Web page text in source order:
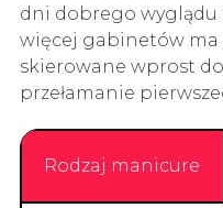
dni dobrego wyglądu
więcej gabinetów ma
skierowane wprost do
przełamanie
Rodzaj manicure